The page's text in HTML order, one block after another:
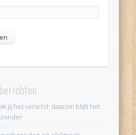
jij het verschil: daarom blijft het